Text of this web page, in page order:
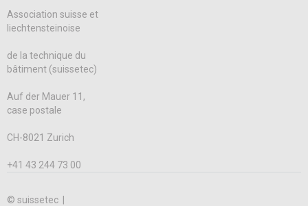
Association suisse et
liechtensteinoise
de la technique du
bâtiment (suissetec)
Auf der Mauer 11,
case postale
CH-8021 Zurich
+41 43 244 73 00
© suissetec |